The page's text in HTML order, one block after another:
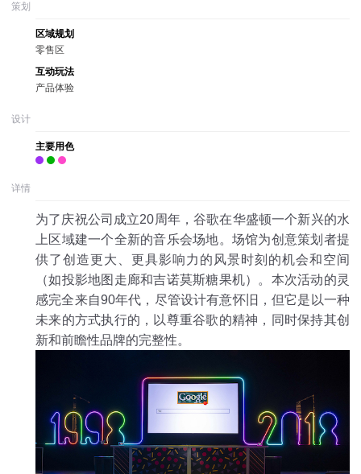
策划
区域规划
零售区
互动玩法
产品体验
设计
主要用色
详情
为了庆祝公司成立20周年，谷歌在华盛顿一个新兴的水
上区域建一个全新的音乐会场地。场馆为创意策划者提
供了创造更大、更具影响力的风景时刻的机会和空间
（如投影地图走廊和吉诺莫斯糖果机）。本次活动的灵
感完全来自90年代，尽管设计有意怀旧，但它是以一种
未来的方式执行的，以尊重谷歌的精神，同时保持其创
新和前瞻性品牌的完整性。